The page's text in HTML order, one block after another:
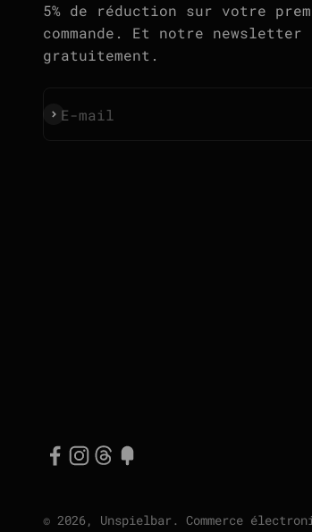
5% de réduction sur votre
commande. Et notre newsletter
gratuitement.
E-mail
S'inscrire
© 2026, Unspielbar. Commerce